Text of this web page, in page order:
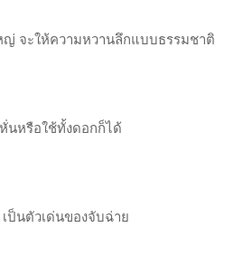
ญ่ จะให้ความหวานลึกแบบธรรมชาติ
นหรือใช้ทั้งดอกก็ได้
ป็นตัวเด่นของจับฉ่าย